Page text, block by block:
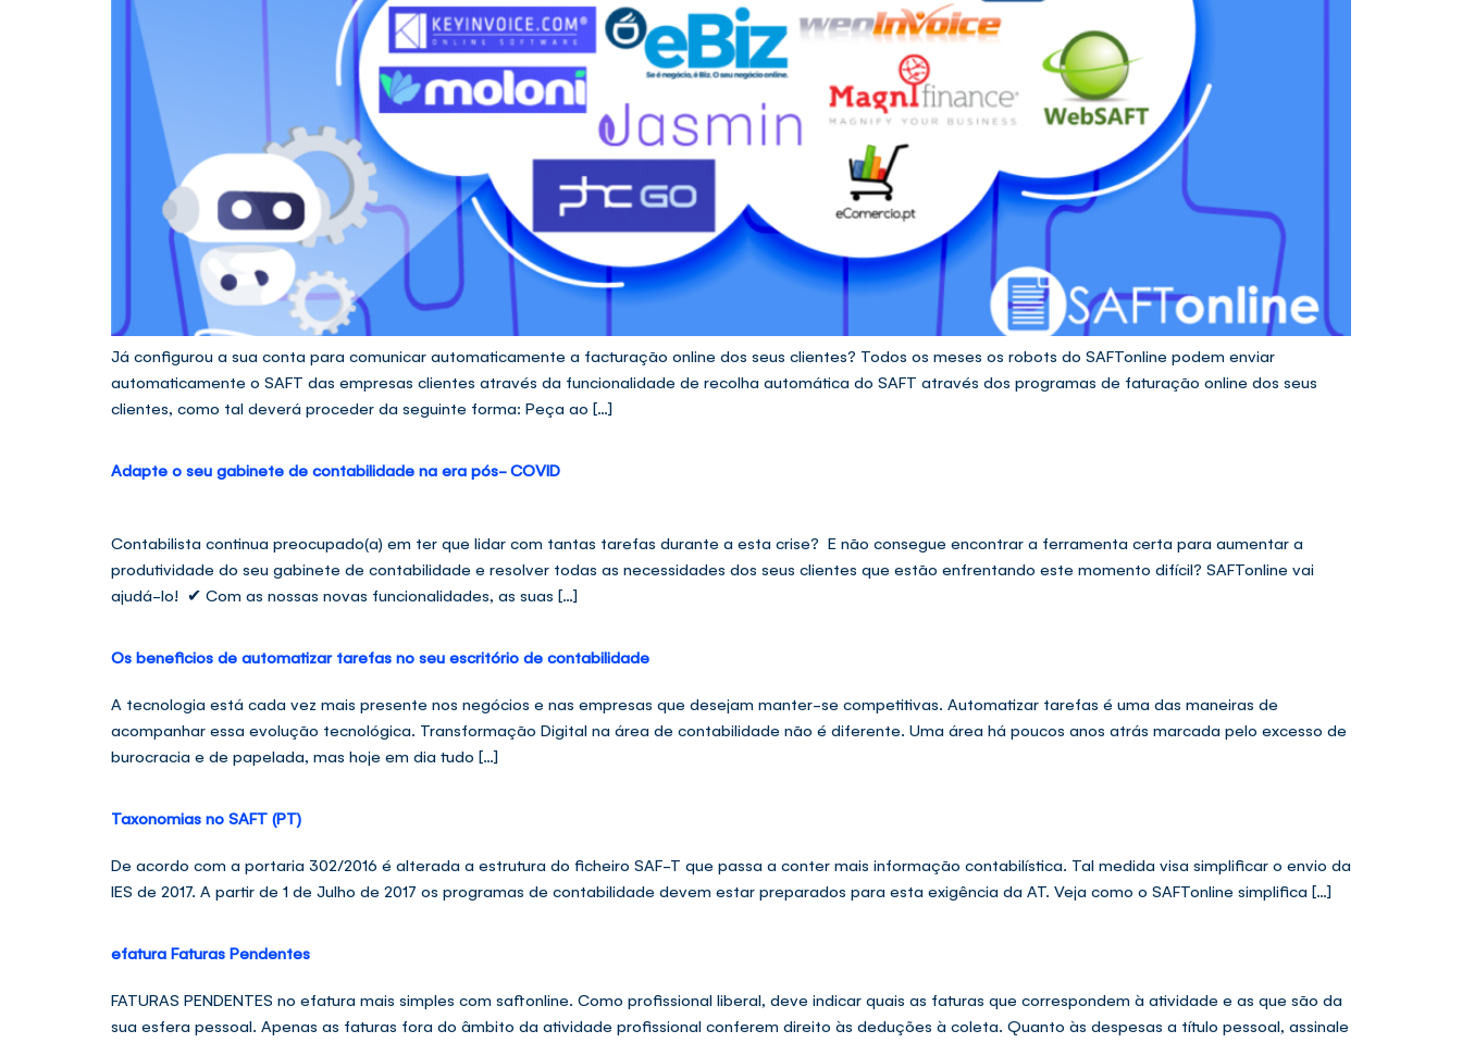
Já configurou a sua conta para comunicar automaticamente a facturação online dos seus clientes? Todos os meses os robots do SAFTonline podem enviar
automaticamente o SAFT das empresas clientes através da funcionalidade de recolha automática do SAFT através dos programas de faturação online dos seus
clientes, como tal deverá proceder da seguinte forma: Peça ao […]
Adapte o seu gabinete de contabilidade na era pós- COVID
Contabilista continua preocupado(a) em ter que lidar com tantas tarefas durante a esta crise? E não consegue encontrar a ferramenta certa para aumentar a
produtividade do seu gabinete de contabilidade e resolver todas as necessidades dos seus clientes que estão enfrentando este momento difícil? SAFTonline vai
ajudá-lo! ✔ Com as nossas novas funcionalidades, as suas […]
Os beneficios de automatizar tarefas no seu escritório de contabilidade
A tecnologia está cada vez mais presente nos negócios e nas empresas que desejam manter-se competitivas. Automatizar tarefas é uma das maneiras de
acompanhar essa evolução tecnológica. Transformação Digital na área de contabilidade não é diferente. Uma área há poucos anos atrás marcada pelo excesso de
burocracia e de papelada, mas hoje em dia tudo […]
Taxonomias no SAFT (PT)
De acordo com a portaria 302/2016 é alterada a estrutura do ficheiro SAF-T que passa a conter mais informação contabilística. Tal medida visa simplificar o envio da
IES de 2017. A partir de 1 de Julho de 2017 os programas de contabilidade devem estar preparados para esta exigência da AT. Veja como o SAFTonline simplifica […]
efatura Faturas Pendentes
FATURAS PENDENTES no efatura mais simples com saftonline. Como profissional liberal, deve indicar quais as faturas que correspondem à atividade e as que são da
sua esfera pessoal. Apenas as faturas fora do âmbito da atividade profissional conferem direito às deduções à coleta. Quanto às despesas a título pessoal, assinale